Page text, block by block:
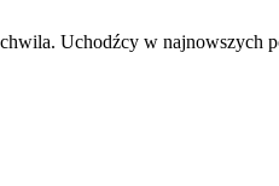
Uchodźcy w najnowszych